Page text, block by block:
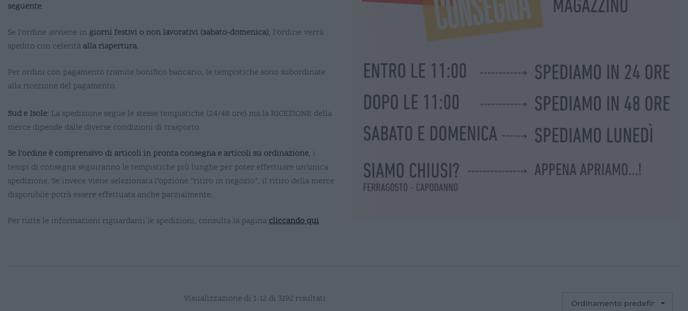
Visualizzazione di 1-12 di 3192 risultati
seguente.
Se l’ordine avviene in giorni festivi o non lavorativi (sabato-domenica), l’ordine verrà
spedito con celerità alla riapertura.
Per ordini con pagamento tramite bonifico bancario, le tempistiche sono subordinate
alla ricezione del pagamento.
Sud e Isole: La spedizione segue le stesse tempistiche (24/48 ore) ma la RICEZIONE della
merce dipende dalle diverse condizioni di trasporto.
Se l’ordine è comprensivo di articoli in pronta consegna e articoli su ordinazione, i
tempi di consegna seguiranno le tempistiche più lunghe per poter effettuare un’unica
spedizione. Se invece viene selezionata l’opzione “ritiro in negozio”, il ritiro della merce
disponibile potrà essere effettuata anche parzialmente.
Per tutte le informazioni riguardanti le spedizioni, consulta la paginacliccando qui